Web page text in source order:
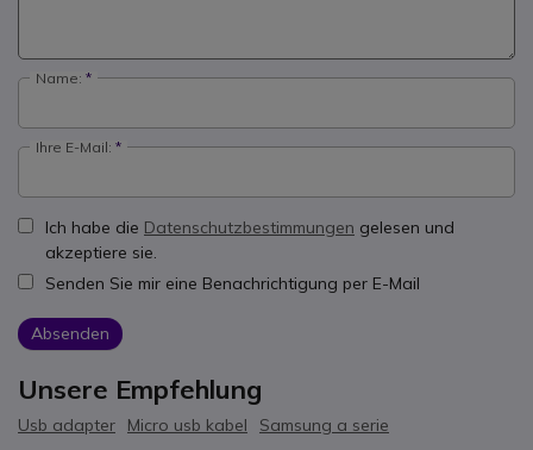
Name:
Ihre E-Mail:
Ich habe die Datenschutzbestimmungen gelesen und
akzeptiere sie.
Senden Sie mir eine Benachrichtigung per E-Mail
Absenden
Unsere Empfehlung
Usb adapter Micro usb kabel
Samsung a serie